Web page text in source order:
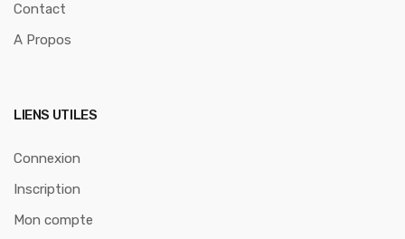
Contact
A Propos
LIENS UTILES
Connexion
Inscription
Mon compte